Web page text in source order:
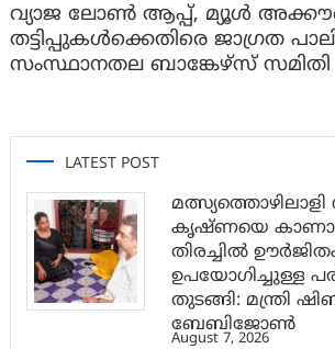
വ്യാജ ലോൺ ആപ്പ്, മ്യൂൾ
തട്ടിപ്പുകൾക്കെതിരെ ജാ​ഗ്രത
സംസ്ഥാനതല ബാങ്കേഴ്സ് സമിതി
LATEST POST
കൃഷ്ണയെ
തിരച്ചിൽ
ഉപയോഗിച്ചുള്ള
തുടങ്ങി: മന്ത്രി
ബേബിജോണ്‍
August 7, 2026